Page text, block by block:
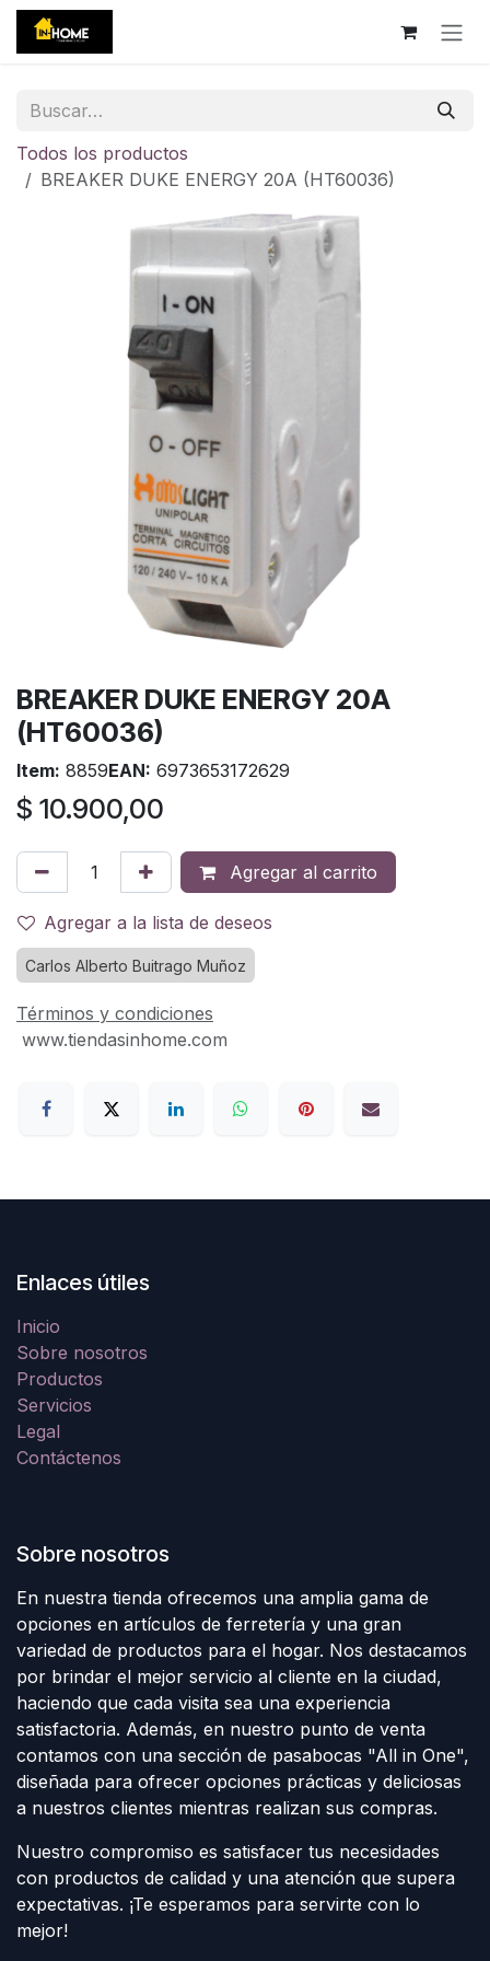
Ir al contenido
Todos los productos
BREAKER DUKE ENERGY 20A (HT60036)
BREAKER DUKE ENERGY 20A
(HT60036)
Item: 8859EAN: 6973653172629
$ 10.900,00
Agregar al carrito
Agregar a la lista de deseos
Carlos Alberto Buitrago Muñoz
Términos y condiciones
www.tiendasinhome.com
Enlaces útiles
Inicio
Sobre nosotros
Productos
Servicios
Legal
Contáctenos
Sobre nosotros
En nuestra tienda ofrecemos una amplia gama de
opciones en artículos de ferretería y una gran
variedad de productos para el hogar. Nos destacamos
por brindar el mejor servicio al cliente en la ciudad,
haciendo que cada visita sea una experiencia
satisfactoria. Además, en nuestro punto de venta
contamos con una sección de pasabocas "All in One",
diseñada para ofrecer opciones prácticas y deliciosas
a nuestros clientes mientras realizan sus compras.
Nuestro compromiso es satisfacer tus necesidades
con productos de calidad y una atención que supera
expectativas. ¡Te esperamos para servirte con lo
mejor!